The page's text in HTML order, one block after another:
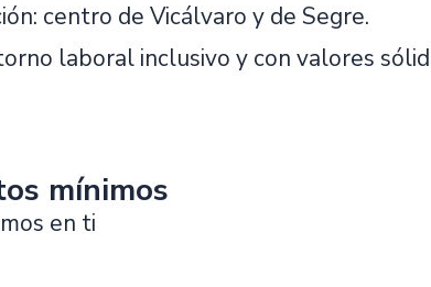
centro de Vicálvaro y de Segre.
laboral inclusivo y con valores
mínimos
en ti